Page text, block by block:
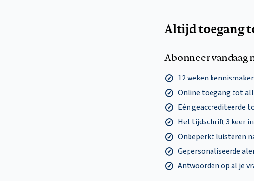
Altijd toegang
Abonneer vandaag
12 weken
Online toegang tot
Eén geaccrediteerde
Het tijdschrift 3 keer in
Onbeperkt luisteren
Gepersonaliseerde
Antwoorden op al je